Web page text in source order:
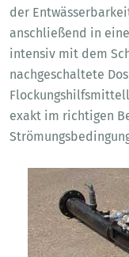
der
anschließend in
intensiv mit dem
nachgeschaltete
exakt im richtigen